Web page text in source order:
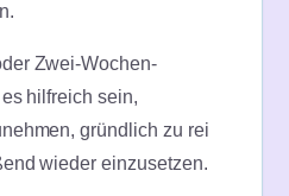
Zwei-Wochen-
hilfreich sein,
gründlich zu rei
wieder einzusetzen.